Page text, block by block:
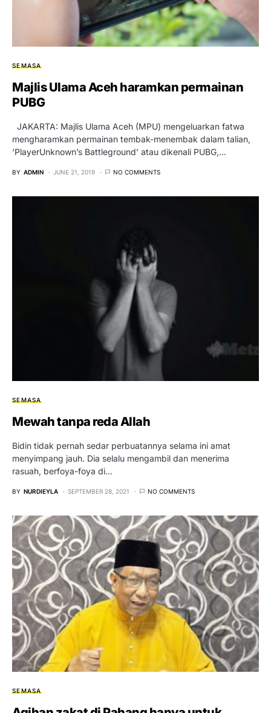
SEMASA
Majlis Ulama Aceh haramkan permainan
PUBG
JAKARTA: Majlis Ulama Aceh (MPU) mengeluarkan fatwa
mengharamkan permainan tembak-menembak dalam talian,
‘PlayerUnknown’s Battleground’ atau dikenali PUBG,…
BY ADMIN JUNE 21, 2019 NO COMMENTS
SEMASA
Mewah tanpa reda Allah
Bidin tidak pernah sedar perbuatannya selama ini amat
menyimpang jauh. Dia selalu mengambil dan menerima
rasuah, berfoya-foya di…
BY NURDIEYLA SEPTEMBER 28, 2021 NO COMMENTS
SEMASA